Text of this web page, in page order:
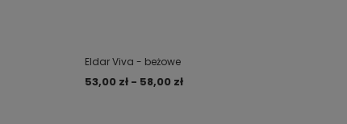
Eldar Viva - beżowe
53,00 zł - 58,00 zł